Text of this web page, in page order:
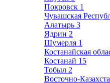
Покровск 1
Чувашская
Алатырь 3
Ядрин 2
Шумерля 1
Костанайская
Костанай 15
Тобыл 2
Восточно-